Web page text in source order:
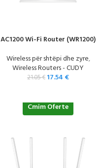
AC1200 Wi-Fi Router (WR1200)
Wireless për shtëpi dhe zyre,
Wireless Routers - CUDY
21.05€ 17.54 €
Cmim Oferte